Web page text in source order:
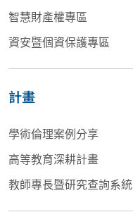
智慧財產權專區
資安暨個資保護專區
計畫
學術倫理案例分享
高等教育深耕計畫
教師專長暨研究查詢系統